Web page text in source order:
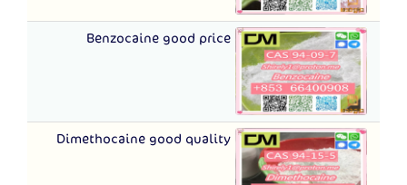
Benzocaine good price
Dimethocaine good quality